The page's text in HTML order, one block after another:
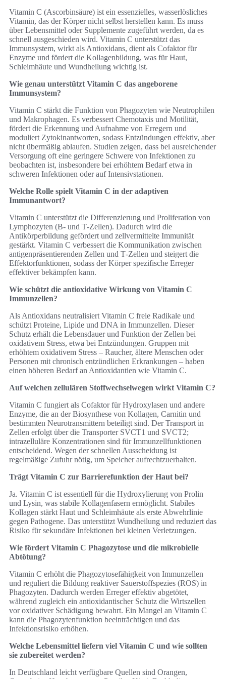
Vitamin C (Ascorbinsäure) ist ein essenzielles, wasserlösliches
Vitamin, das der Körper nicht selbst herstellen kann. Es muss
über Lebensmittel oder Supplemente zugeführt werden, da es
schnell ausgeschieden wird. Vitamin C unterstützt das
Immunsystem, wirkt als Antioxidans, dient als Cofaktor für
Enzyme und fördert die Kollagenbildung, was für Haut,
Schleimhäute und Wundheilung wichtig ist.
Wie genau unterstützt Vitamin C das angeborene
Immunsystem?
Vitamin C stärkt die Funktion von Phagozyten wie Neutrophilen
und Makrophagen. Es verbessert Chemotaxis und Motilität,
fördert die Erkennung und Aufnahme von Erregern und
moduliert Zytokinantworten, sodass Entzündungen effektiv, aber
nicht übermäßig ablaufen. Studien zeigen, dass bei ausreichender
Versorgung oft eine geringere Schwere von Infektionen zu
beobachten ist, insbesondere bei erhöhtem Bedarf etwa in
schweren Infektionen oder auf Intensivstationen.
Welche Rolle spielt Vitamin C in der adaptiven
Immunantwort?
Vitamin C unterstützt die Differenzierung und Proliferation von
Lymphozyten (B‑ und T‑Zellen). Dadurch wird die
Antikörperbildung gefördert und zellvermittelte Immunität
gestärkt. Vitamin C verbessert die Kommunikation zwischen
antigenpräsentierenden Zellen und T‑Zellen und steigert die
Effektorfunktionen, sodass der Körper spezifische Erreger
effektiver bekämpfen kann.
Wie schützt die antioxidative Wirkung von Vitamin C
Immunzellen?
Als Antioxidans neutralisiert Vitamin C freie Radikale und
schützt Proteine, Lipide und DNA in Immunzellen. Dieser
Schutz erhält die Lebensdauer und Funktion der Zellen bei
oxidativem Stress, etwa bei Entzündungen. Gruppen mit
erhöhtem oxidativem Stress – Raucher, ältere Menschen oder
Personen mit chronisch entzündlichen Erkrankungen – haben
einen höheren Bedarf an Antioxidantien wie Vitamin C.
Auf welchen zellulären Stoffwechselwegen wirkt Vitamin C?
Vitamin C fungiert als Cofaktor für Hydroxylasen und andere
Enzyme, die an der Biosynthese von Kollagen, Carnitin und
bestimmten Neurotransmittern beteiligt sind. Der Transport in
Zellen erfolgt über die Transporter SVCT1 und SVCT2;
intrazelluläre Konzentrationen sind für Immunzellfunktionen
entscheidend. Wegen der schnellen Ausscheidung ist
regelmäßige Zufuhr nötig, um Speicher aufrechtzuerhalten.
Trägt Vitamin C zur Barrierefunktion der Haut bei?
Ja. Vitamin C ist essentiell für die Hydroxylierung von Prolin
und Lysin, was stabile Kollagenfasern ermöglicht. Stabiles
Kollagen stärkt Haut und Schleimhäute als erste Abwehrlinie
gegen Pathogene. Das unterstützt Wundheilung und reduziert das
Risiko für sekundäre Infektionen bei kleinen Verletzungen.
Wie fördert Vitamin C Phagozytose und die mikrobielle
Abtötung?
Vitamin C erhöht die Phagozytosefähigkeit von Immunzellen
und reguliert die Bildung reaktiver Sauerstoffspezies (ROS) in
Phagozyten. Dadurch werden Erreger effektiv abgetötet,
während zugleich ein antioxidantischer Schutz die Wirtszellen
vor oxidativer Schädigung bewahrt. Ein Mangel an Vitamin C
kann die Phagozytenfunktion beeinträchtigen und das
Infektionsrisiko erhöhen.
Welche Lebensmittel liefern viel Vitamin C und wie sollten
sie zubereitet werden?
In Deutschland leicht verfügbare Quellen sind Orangen,